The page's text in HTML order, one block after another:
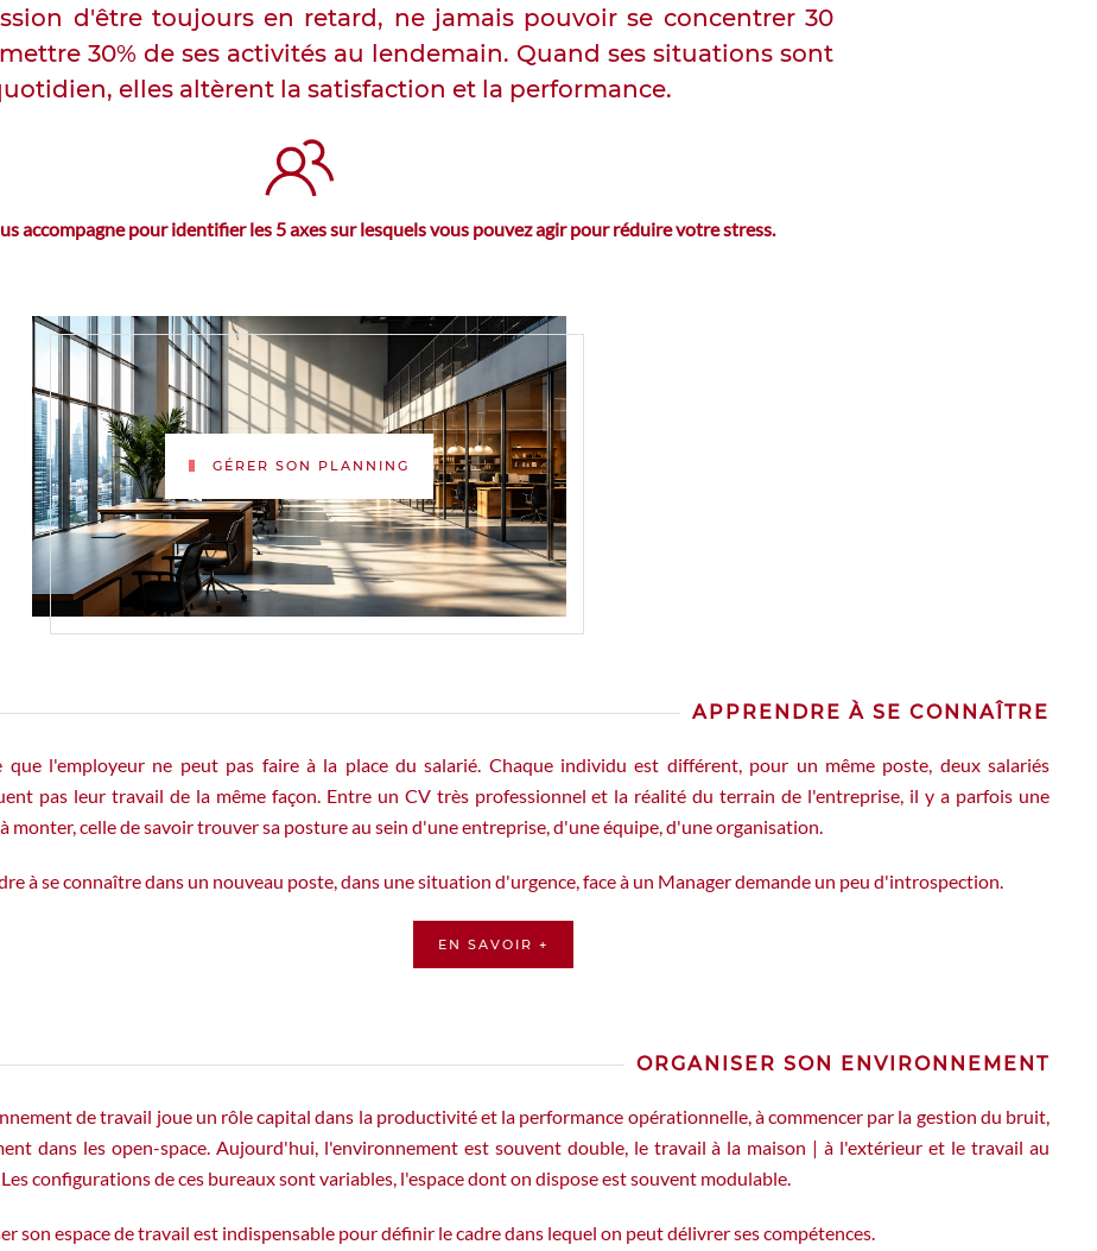
d'être toujours en retard, ne jamais pouvoir se concentrer 30
30% de ses activités au lendemain. Quand ses situations sont
elles altèrent la satisfaction et la performance.
accompagne pour identifier les 5 axes sur lesquels vous pouvez agir pour réduire votre stress.
GÉRER SON PLANNING
APPRENDRE À SE CONNAÎTRE
que l'employeur ne peut pas faire à la place du salarié. Chaque individu est différent, pour un même poste, deux salariés
pas leur travail de la même façon. Entre un CV très professionnel et la réalité du terrain de l'entreprise, il y a parfois une
monter, celle de savoir trouver sa posture au sein d'une entreprise, d'une équipe, d'une organisation.
à se connaître dans un nouveau poste, dans une situation d'urgence, face à un Manager demande un peu d'introspection.
EN SAVOIR +
ORGANISER SON ENVIRONNEMENT
de travail joue un rôle capital dans la productivité et la performance opérationnelle, à commencer par la gestion du bruit,
dans les open-space. Aujourd'hui, l'environnement est souvent double, le travail à la maison | à l'extérieur et le travail au
configurations de ces bureaux sont variables, l'espace dont on dispose est souvent modulable.
son espace de travail est indispensable pour définir le cadre dans lequel on peut délivrer ses compétences.